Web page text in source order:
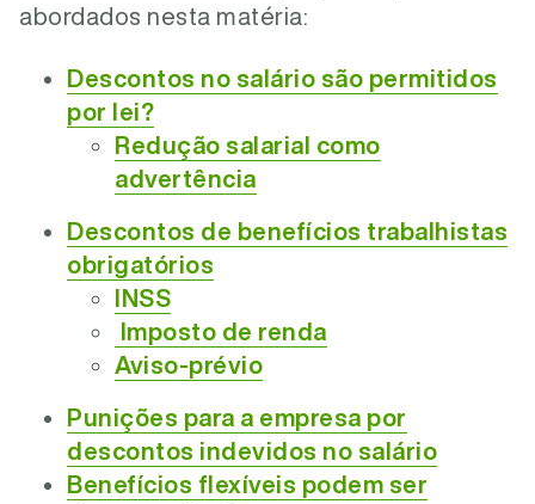
abordados nesta matéria:
Descontos no salário são permitidos
por lei?
Redução salarial como
advertência
Descontos de benefícios trabalhistas
obrigatórios
INSS
Imposto de renda
Aviso-prévio
Punições para a empresa por
descontos indevidos no salário
Benefícios flexíveis podem ser